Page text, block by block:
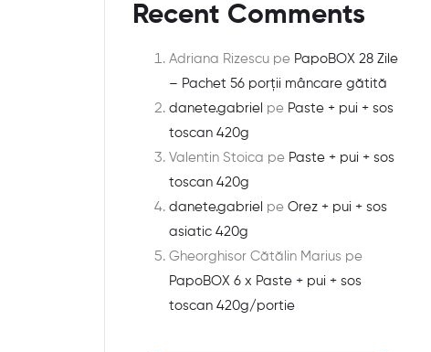
Recent Comments
Adriana Rizescu pe PapoBOX 28 Zile
– Pachet 56 porții mâncare gătită
danete.gabriel pe Paste + pui + sos
toscan 420g
Valentin Stoica pe Paste + pui + sos
toscan 420g
danete.gabriel pe Orez + pui + sos
asiatic 420g
Gheorghisor Cătălin Marius pe
PapoBOX 6 x Paste + pui + sos
toscan 420g/portie